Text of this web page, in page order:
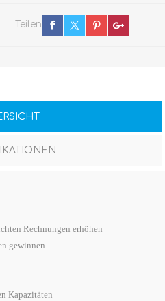
Teilen
Rechnungen erhöhen
gewinnen
Kapazitäten